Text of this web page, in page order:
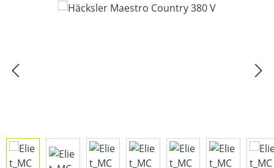
Bildergalerie überspringen